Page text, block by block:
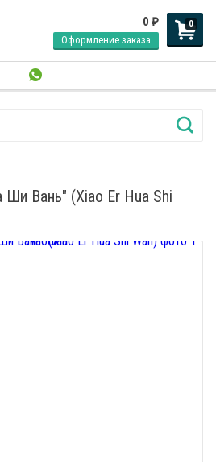
0
0 ₽
Оформление заказа
Вань" (Xiao Er Hua Shi